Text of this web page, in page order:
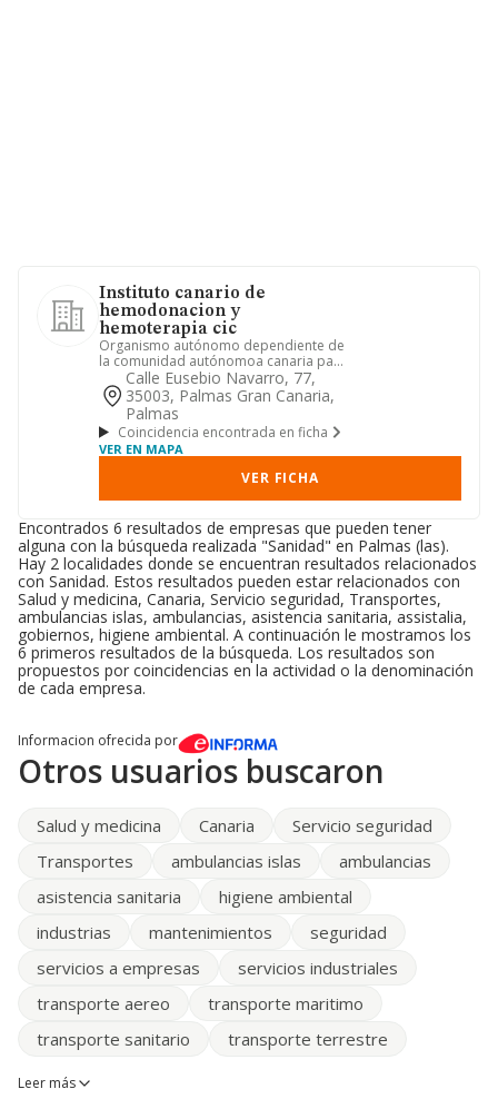
Instituto canario de
hemodonacion y
hemoterapia cic
Organismo autónomo dependiente de
la comunidad autónomoa canaria para
la planificación y promoción ...
Calle Eusebio Navarro, 77,
35003, Palmas Gran Canaria,
Palmas
Coincidencia encontrada en ficha
VER EN MAPA
VER FICHA
Encontrados 6 resultados de empresas que pueden tener
alguna con la búsqueda realizada "Sanidad" en Palmas (las).
Hay 2 localidades donde se encuentran resultados relacionados
con Sanidad. Estos resultados pueden estar relacionados con
Salud y medicina, Canaria, Servicio seguridad, Transportes,
ambulancias islas, ambulancias, asistencia sanitaria, assistalia,
gobiernos, higiene ambiental. A continuación le mostramos los
6 primeros resultados de la búsqueda. Los resultados son
propuestos por coincidencias en la actividad o la denominación
de cada empresa.
Informacion ofrecida por
Otros usuarios buscaron
Salud y medicina Canaria
Servicio seguridad
Transportes
ambulancias islas
ambulancias
asistencia sanitaria
higiene ambiental
industrias
mantenimientos
seguridad
servicios a empresas
servicios industriales
transporte aereo
transporte maritimo
transporte sanitario
transporte terrestre
Leer más